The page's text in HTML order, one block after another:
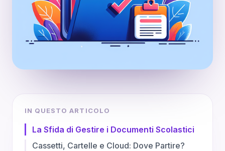
IN QUESTO ARTICOLO
La Sfida di Gestire i Documenti Scolastici
Cassetti, Cartelle e Cloud: Dove Partire?